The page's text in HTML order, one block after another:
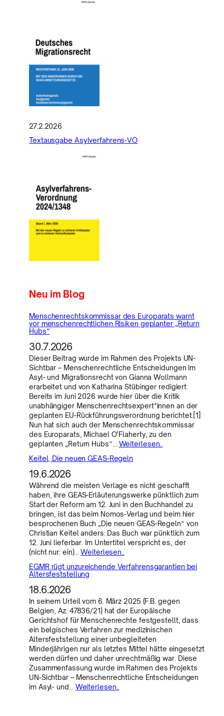
27.2.2026
Textausgabe Asylverfahrens-VO
Neu im Blog
Menschenrechtskommissar des Europarats warnt
vor menschenrechtlichen Risiken geplanter „Return
Hubs“
30.7.2026
Dieser Beitrag wurde im Rahmen des Projekts UN-
Sichtbar – Menschenrechtliche Entscheidungen im
Asyl- und Migrationsrecht von Gianna Wollmann
erarbeitet und von Katharina Stübinger redigiert.
Bereits im Juni 2026 wurde hier über die Kritik
unabhängiger Menschenrechtsexpert*innen an der
geplanten EU-Rückführungsverordnung berichtet.[1]
Nun hat sich auch der Menschenrechtskommissar
des Europarats, Michael O’Flaherty, zu den
geplanten „Return Hubs“… Weiterlesen..
Keitel, Die neuen GEAS-Regeln
19.6.2026
Während die meisten Verlage es nicht geschafft
haben, ihre GEAS-Erläuterungswerke pünktlich zum
Start der Reform am 12. Juni in den Buchhandel zu
bringen, ist das beim Nomos-Verlag und beim hier
besprochenen Buch „Die neuen GEAS-Regeln“ von
Christian Keitel anders: Das Buch war pünktlich zum
12. Juni lieferbar. Im Untertitel verspricht es, der
(nicht nur: ein)…Weiterlesen..
EGMR rügt unzureichende Verfahrensgarantien bei
Altersfeststellung
18.6.2026
In seinem Urteil vom 6. März 2025 (F.B. gegen
Belgien, Az. 47836/21) hat der Europäische
Gerichtshof für Menschenrechte festgestellt, dass
ein belgisches Verfahren zur medizinischen
Altersfeststellung einer unbegleiteten
Minderjährigen nur als letztes Mittel hätte eingesetzt
werden dürfen und daher unrechtmäßig war. Diese
Zusammenfassung wurde im Rahmen des Projekts
UN-Sichtbar – Menschenrechtliche Entscheidungen
im Asyl- und… Weiterlesen..